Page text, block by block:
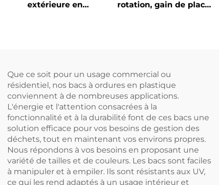
extérieure en
rotation, gain de place,
Que ce soit pour un usage commercial ou
résidentiel, nos bacs à ordures en plastique
conviennent à de nombreuses applications.
L'énergie et l'attention consacrées à la
fonctionnalité et à la durabilité font de ces bacs une
solution efficace pour vos besoins de gestion des
déchets, tout en maintenant vos environs propres.
Nous répondons à vos besoins en proposant une
variété de tailles et de couleurs. Les bacs sont faciles
à manipuler et à empiler. Ils sont résistants aux UV,
ce qui les rend adaptés à un usage intérieur et